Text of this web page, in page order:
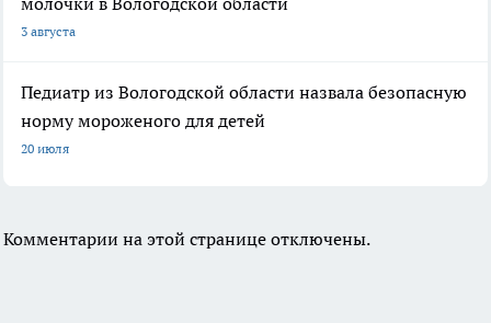
3 августа
Педиатр из Вологодской области назвала безопасную
норму мороженого для детей
20 июля
Комментарии на этой странице отключены.